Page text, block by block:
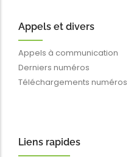
Appels et divers
Appels à communication
Derniers numéros
Téléchargements numéros
Liens rapides